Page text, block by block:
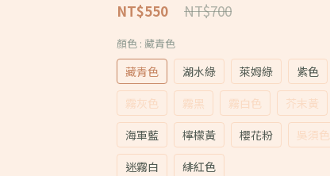
NT$700
NT$550
顏色 : 藏青色
藏青色 湖水綠 萊姆綠 紫色
霧灰色
霧黑 霧白色 芥末黃
海軍藍
檸檬黃 櫻花粉 吳須色
迷霧白
緋紅色